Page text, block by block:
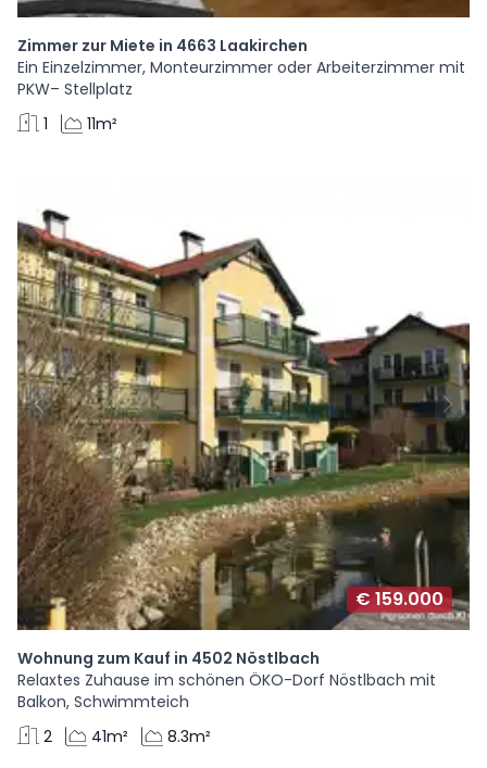
Zimmer zur Miete in 4663 Laakirchen
Ein Einzelzimmer, Monteurzimmer oder Arbeiterzimmer mit
PKW– Stellplatz
1
11m²
€ 159.000
Wohnung zum Kauf in 4502 Nöstlbach
Relaxtes Zuhause im schönen ÖKO-Dorf Nöstlbach mit
Balkon, Schwimmteich
2
41m² 8.3m²